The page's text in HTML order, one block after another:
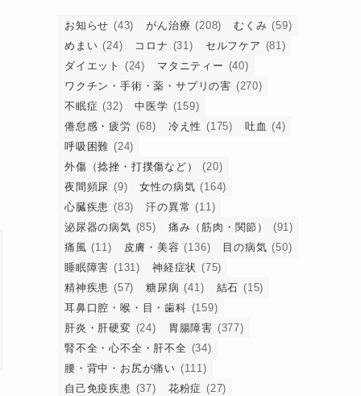
お知らせ (43) がん治療 (208) むくみ (59)
めまい (24) コロナ (31) セルフケア (81)
ダイエット
(24) マタニティー (40)
ワクチン・手術・薬・サプリの害 (270)
不眠症 (32) 中医学 (159)
倦怠感・疲労 (68) 冷え性 (175) 吐血 (4)
呼吸困難 (24)
外傷（捻挫・打撲傷など）
(20)
夜間頻尿 (9) 女性の病気 (164)
心臓疾患 (83) 汗の異常 (11)
泌尿器の病気 (85) 痛み（筋肉・関節）
(91)
痛風 (11) 皮膚・美容 (136) 目の病気 (50)
睡眠障害 (131) 神経症状 (75)
精神疾患 (57) 糖尿病 (41) 結石 (15)
耳鼻口腔・喉・目・歯科 (159)
肝炎・肝硬変 (24) 胃腸障害 (377)
腎不全・心不全・肝不全 (34)
腰・背中・お尻が痛い (111)
自己免疫疾患 (37) 花粉症 (27)